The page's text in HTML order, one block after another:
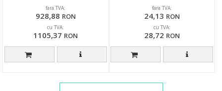
fara TVA:
928,88 RON
cu TVA:
1105,37 RON
fara TVA:
24,13 RON
cu TVA:
28,72 RON